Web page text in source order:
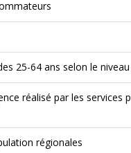
25-64 ans selon le
réalisé par les services
régionales